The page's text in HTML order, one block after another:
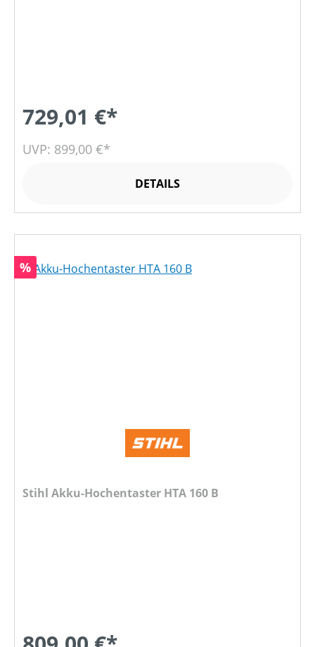
729,01 €*
UVP: 899,00 €*
DETAILS
Rabatt
%
Stihl Akku-Hochentaster HTA 160 B